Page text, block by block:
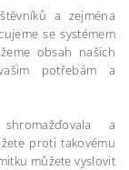
a zejména
se systémem
obsah našich
potřebám a
a
proti takovému
můžete vyslovit